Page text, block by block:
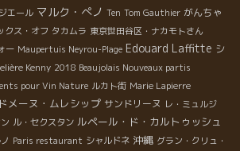
エール マルク・ぺノ Ten Tom Gauthier がんちゃ
クス・オフ タカムラ 東京世田谷区・ナカモトさん
ー Maupertuis Neyrou-Plage Edouard Laffitte シ
Kenny 2018 Beaujolais Nouveaux partis
pour Vin Nature ルカト街 Marie Lapierre
ドメーヌ・ムレシップ サンドリーヌ レ・ミュルジ
ル・セクスタン ルペール・ド・カルトゥッシュ
Paris restaurant シャルドネ 沖縄 グラン・クリュ・